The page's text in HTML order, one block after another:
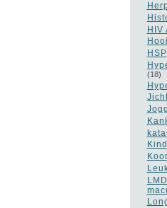
HIV
HSP
(18)